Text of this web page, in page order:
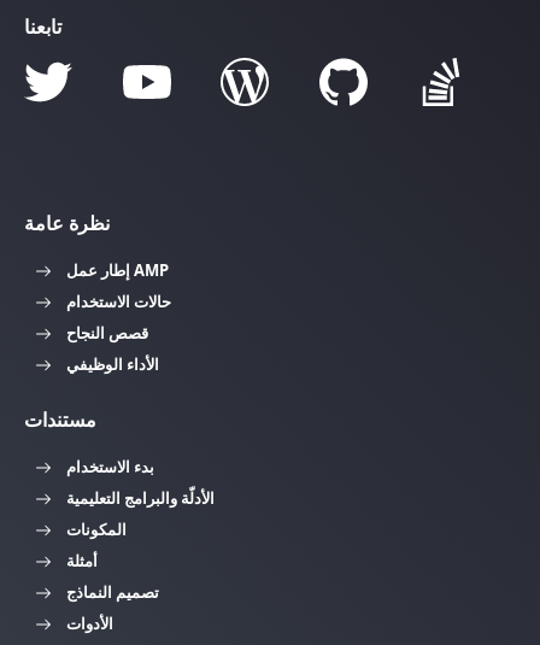
تابعنا
نظرة عامة
إطار عمل AMP
حالات الاستخدام
قصص النجاح
الأداء الوظيفي
مستندات
بدء الاستخدام
الأدلّة والبرامج التعليمية
المكونات
أمثلة
تصميم النماذج
الأدوات